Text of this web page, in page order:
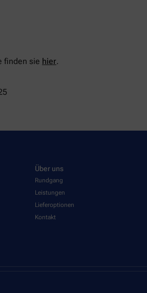
finden sie hier.
Über uns
Rundgang
Leistungen
Lieferoptionen
Kontakt